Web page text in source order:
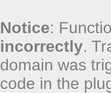
Notice:
incorrectly.
domain was
code in the